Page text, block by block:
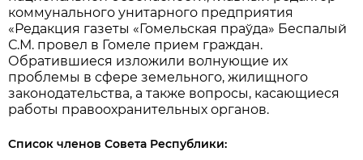
коммунального унитарного предприятия
«Редакция газеты «Гомельская праўда» Беспалый
С.М. провел в Гомеле прием граждан.
Обратившиеся изложили волнующие их
проблемы в сфере земельного, жилищного
законодательства, а также вопросы, касающиеся
работы правоохранительных органов.
Список членов Совета Республики: